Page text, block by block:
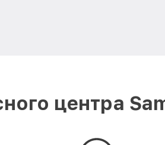
центра